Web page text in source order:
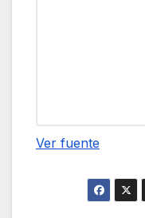
Ver fuente